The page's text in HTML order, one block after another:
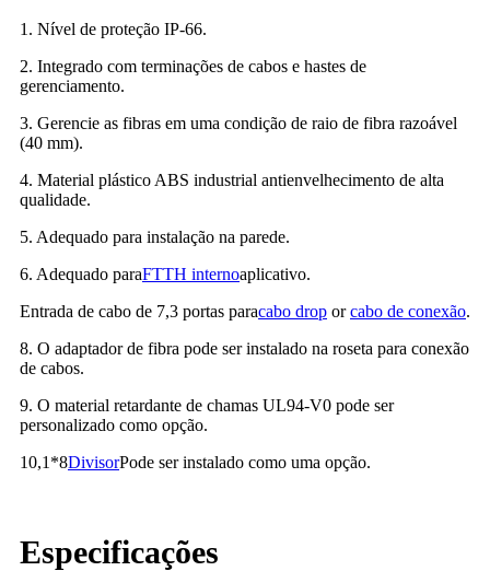
1. Nível de proteção IP-66.
2. Integrado com terminações de cabos e hastes de
gerenciamento.
3. Gerencie as fibras em uma condição de raio de fibra razoável
(40 mm).
4. Material plástico ABS industrial antienvelhecimento de alta
qualidade.
5. Adequado para instalação na parede.
6. Adequado paraFTTH internoaplicativo.
Entrada de cabo de 7,3 portas paracabo drop orcabo de conexão.
8. O adaptador de fibra pode ser instalado na roseta para conexão
de cabos.
9. O material retardante de chamas UL94-V0 pode ser
personalizado como opção.
10,1*8DivisorPode ser instalado como uma opção.
Especificações